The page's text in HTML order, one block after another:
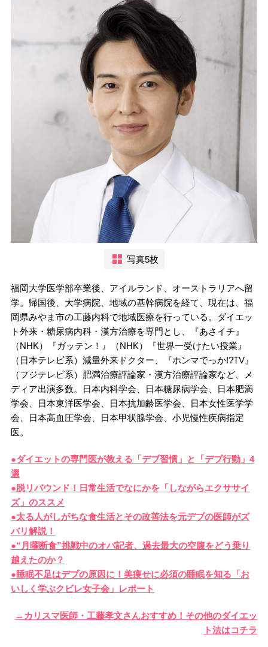
写真5枚
福岡大学医学部卒業後、アイルランド、オーストラリアへ留
学。帰国後、大学病院、地域の基幹病院を経て、現在は、福
岡県みやま市の工藤内科で地域医療を行っている。ダイエッ
ト外来・糖尿病内科・漢方治療を専門とし、『あさイチ』
（NHK）『ガッテン！』（NHK）『世界一受けたい授業』
（日本テレビ系）減量外来ドクター、『ホンマでっか!?TV』
（フジテレビ系）肥満治療評論家・漢方治療評論家など、メ
ディア出演多数。日本内科学会、日本糖尿病学会、日本肥満
学会、日本東洋医学会、日本抗加齢医学会、日本女性医学学
会、日本高血圧学会、日本甲状腺学会、小児慢性疾病指定
医。
●ダイエットの専門医が教える「デブ習慣」と「デブ行動」4
選
●脱リバウンド！日常生活でなにかを「しながらエクササイ
ズ」のススメ
●太る人がしがちな食生活とその改善法を元デブの医師がズ
バリ解説！
●“月曜断食”挑戦中のオバ記者、過去最大の空腹をどう乗り
越えたのか？
●睡眠不足はデブの原因に！美痩せに必須の睡眠を知る「お
いしく学ぶクビレ女子会」レポート
→カリスマ医師・工藤孝文さんおすすめ！その他のダイエッ
ト法はコチラ